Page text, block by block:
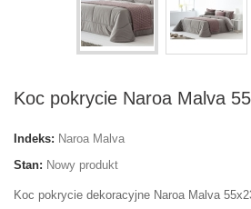
Koc pokrycie Naroa Malva
Indeks: Naroa Malva
Stan: Nowy produkt
Koc pokrycie dekoracyjne Naroa Malva